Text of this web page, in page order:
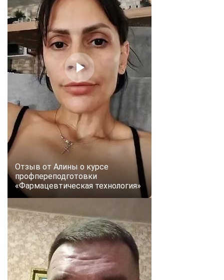
Отзыв от Алины о курсе
профпереподготовки
«Фармацевтическая технология»